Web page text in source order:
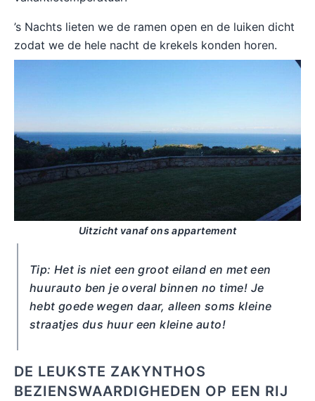
’s Nachts lieten we de ramen open en de luiken dicht
zodat we de hele nacht de krekels konden horen.
Uitzicht vanaf ons appartement
Tip: Het is niet een groot eiland en met een
huurauto ben je overal binnen no time! Je
hebt goede wegen daar, alleen soms kleine
straatjes dus huur een kleine auto!
DE LEUKSTE ZAKYNTHOS
BEZIENSWAARDIGHEDEN OP EEN RIJ